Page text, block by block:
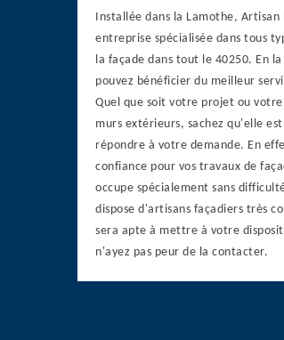
Installée dans la Lamothe,
entreprise spécialisée dans tous
la façade dans tout le 40250. En la
pouvez bénéficier du meilleur
Quel que soit votre projet ou votre
murs extérieurs, sachez qu'elle
répondre à votre demande. En
confiance pour vos travaux de
occupe spécialement sans
dispose d'artisans façadiers très
sera apte à mettre à votre
n'ayez pas peur de la contacter.